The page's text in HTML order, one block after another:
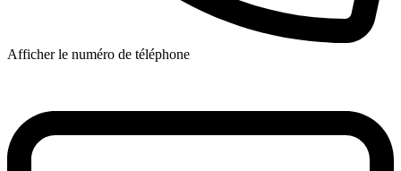
Afficher le numéro de téléphone